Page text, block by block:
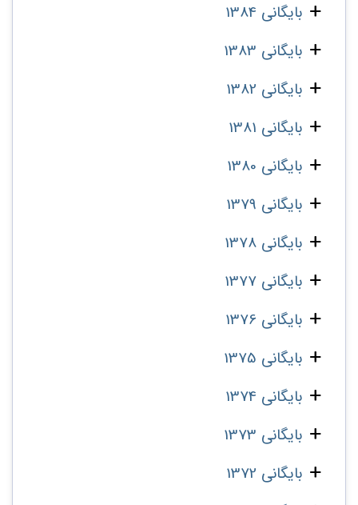
بایگانی 1384
بایگانی 1383
بایگانی 1382
بایگانی 1381
بایگانی 1380
بایگانی 1379
بایگانی 1378
بایگانی 1377
بایگانی 1376
بایگانی 1375
بایگانی 1374
بایگانی 1373
بایگانی 1372